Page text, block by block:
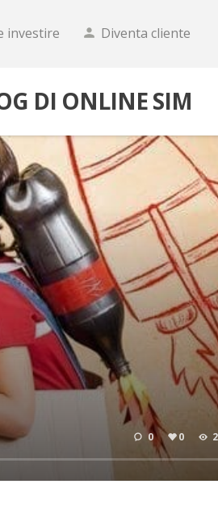
investire person Diventa cliente
DI ONLINE SIM
0 0